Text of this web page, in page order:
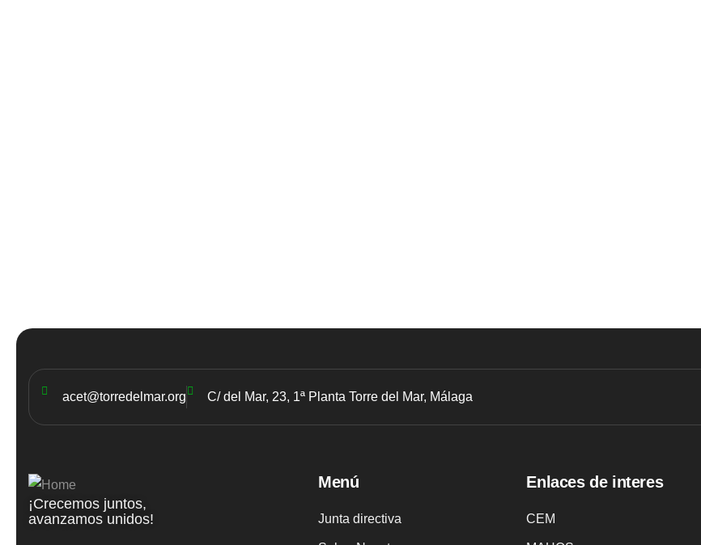
acet@torredelmar.org C/ del Mar, 23, 1ª Planta Torre del Mar, Málaga
¡Crecemos juntos,
avanzamos unidos!
Menú
Junta directiva
Enlaces de interes
CEM